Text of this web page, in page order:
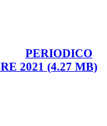
PERIODICO
2021 (4.27 MB)